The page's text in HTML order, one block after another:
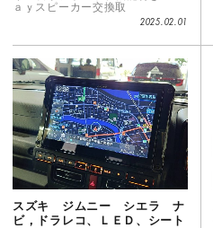
ａｙスピーカー交換取
2025.02.01
スズキ ジムニー シエラ ナ
ビ，ドラレコ、ＬＥＤ、シート